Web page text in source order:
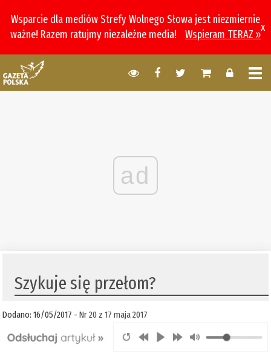
Wsparcie dla mediów Strefy Wolnego Słowa jest niezmiernie
ważne! Razem ratujmy niezależne media!
Wspieram TERAZ »
x
ad
Szykuje się przełom?
Dodano: 16/05/2017 -Nr 20 z 17 maja 2017